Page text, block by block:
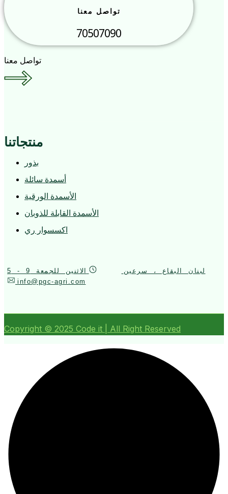
تواصل معنا
70507090
تواصل معنا
منتجاتنا
بذور
أسمدة سائلة
الأسمدة الورقية
الأسمدة القابلة للذوبان
اكسسوار ري
لبنان البقاع ، سرعين
الاثنين للجمعة 9 - 5
info@pgc-agri.com
Copyright © 2025 Code it | All Right Reserved